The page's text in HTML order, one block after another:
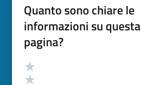
Quanto sono chiare le
informazioni su questa
pagina?
Valutazione